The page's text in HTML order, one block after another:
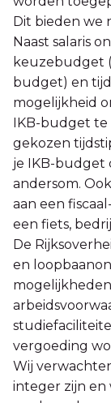
Dit bieden we
Naast salaris
keuzebudget
budget) en
mogelijkheid
IKB-budget te
gekozen
je IKB-budget
andersom.
aan een
een fiets,
De
en
vergoeding
Wij
integer zijn en